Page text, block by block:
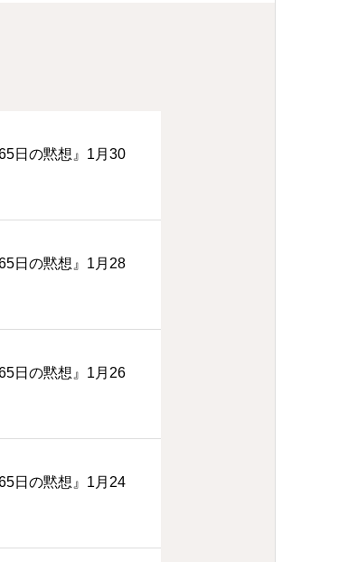
日の黙想』1月30
日の黙想』1月28
日の黙想』1月26
日の黙想』1月24